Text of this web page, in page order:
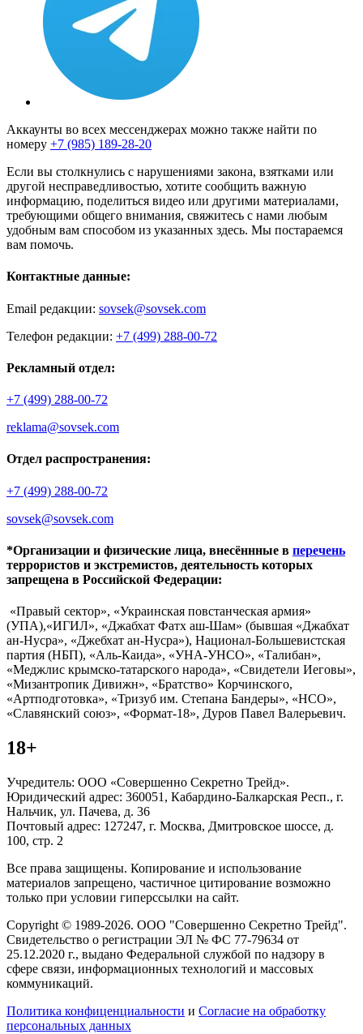
Аккаунты во всех мессенджерах можно также найти по
номеру +7 (985) 189-28-20
Если вы столкнулись с нарушениями закона, взятками или
другой несправедливостью, хотите сообщить важную
информацию, поделиться видео или другими материалами,
требующими общего внимания, свяжитесь с нами любым
удобным вам способом из указанных здесь. Мы постараемся
вам помочь.
Контактные данные:
Email редакции: sovsek@sovsek.com
Телефон редакции: +7 (499) 288-00-72
Рекламный отдел:
+7 (499) 288-00-72
reklama@sovsek.com
Отдел распространения:
+7 (499) 288-00-72
sovsek@sovsek.com
*Организации и физические лица, внесённные в перечень
террористов и экстремистов, деятельность которых
запрещена в Российской Федерации:
«Правый сектор», «Украинская повстанческая армия»
(УПА),«ИГИЛ», «Джабхат Фатх аш-Шам» (бывшая «Джабхат
ан-Нусра», «Джебхат ан-Нусра»), Национал-Большевистская
партия (НБП), «Аль-Каида», «УНА-УНСО», «Талибан»,
«Меджлис крымско-татарского народа», «Свидетели Иеговы»,
«Мизантропик Дивижн», «Братство» Корчинского,
«Артподготовка», «Тризуб им. Степана Бандеры», «НСО»,
«Славянский союз», «Формат-18», Дуров Павел Валерьевич.
18+
Учредитель: ООО «Совершенно Секретно Трейд».
Юридический адрес: 360051, Кабардино-Балкарская Респ., г.
Нальчик, ул. Пачева, д. 36
Почтовый адрес: 127247, г. Москва, Дмитровское шоссе, д.
100, стр. 2
Все права защищены. Копирование и использование
материалов запрещено, частичное цитирование возможно
только при условии гиперссылки на сайт.
Copyright © 1989-2026. ООО "Совершенно Секретно Трейд".
Свидетельство о регистрации ЭЛ № ФС 77-79634 от
25.12.2020 г., выдано Федеральной службой по надзору в
сфере связи, информационных технологий и массовых
коммуникаций.
Политика конфиценциальности и Согласие на обработку
персональных данных